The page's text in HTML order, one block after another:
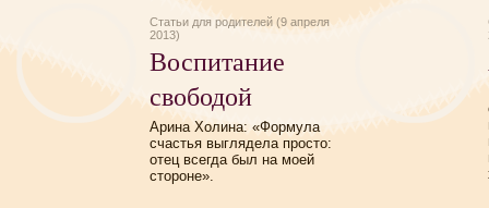
Статьи для родителей (9 апреля
2013)
Воспитание
свободой
Арина Холина: «Формула
счастья выглядела просто:
отец всегда был на моей
стороне».